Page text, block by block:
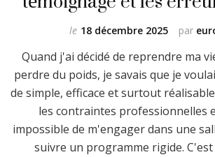
par
le 18 décembre 2025
Quand j'ai décidé de reprendre ma
perdre du poids, je savais que je
de simple, efficace et surtout
les contraintes professionnelles
impossible de m'engager dans une
suivre un programme rigide.